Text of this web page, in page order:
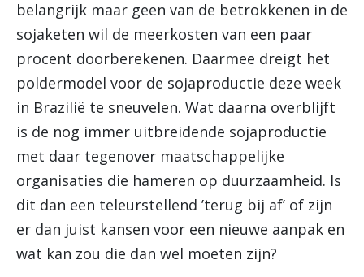
belangrijk maar geen van de betrokkenen in de
sojaketen wil de meerkosten van een paar
procent doorberekenen. Daarmee dreigt het
poldermodel voor de sojaproductie deze week
in Brazilië te sneuvelen. Wat daarna overblijft
is de nog immer uitbreidende sojaproductie
met daar tegenover maatschappelijke
organisaties die hameren op duurzaamheid. Is
dit dan een teleurstellend ’terug bij af’ of zijn
er dan juist kansen voor een nieuwe aanpak en
wat kan zou die dan wel moeten zijn?